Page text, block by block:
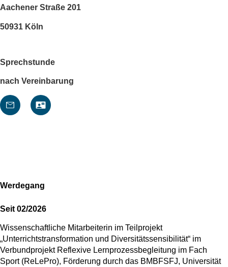
Aachener Straße 201
50931 Köln
Sprechstunde
nach Vereinbarung
Werdegang
Seit 02/2026
Wissenschaftliche Mitarbeiterin im Teilprojekt
„Unterrichtstransformation und Diversitätssensibilität“ im
Verbundprojekt Reflexive Lernprozessbegleitung im Fach
Sport (ReLePro), Förderung durch das BMBFSFJ, Universität